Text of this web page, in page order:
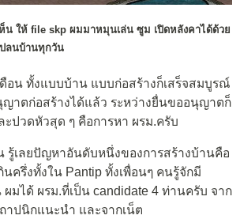
น ให้ file skp ผมมาหมุนเล่น ซูม เปิดหลังคาได้ด้วย
ลนบ้านทุกวัน
อน ทั้งแบบบ้าน แบบก่อสร้างก็เสร็จสมบูรณ์
ญาตก่อสร้างได้แล้ว ระหว่างยื่นขออนุญาตก็
ปวดหัวสุด ๆ คือการหา ผรม.ครับ
รู้เลยปัญหาอันดับหนึ่งของการสร้างบ้านคือ
นครึ่งทั้งใน Pantip ทั้งเพื่อนๆ คนรู้จักมี
มได้ ผรม.ที่เป็น candidate 4 ท่านครับ จาก
าปนิกแนะนำ และจากเน็ต